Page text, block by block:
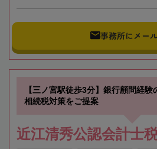
事務所にメー
【三ノ宮駅徒歩3分】銀行顧問経
相続税対策をご提案
近江清秀公認会計士